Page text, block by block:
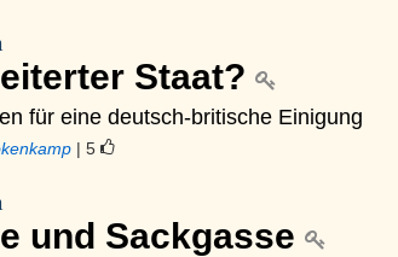
Staat?
für eine deutsch-britische Einigung
| 5
und Sackgasse